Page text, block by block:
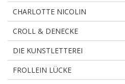
CHARLOTTE NICOLIN
CROLL & DENECKE
DIE KUNSTLETTEREI
FROLLEIN LÜCKE